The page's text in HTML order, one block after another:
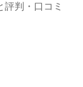
判・口コミ